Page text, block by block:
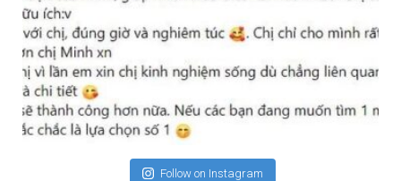
Follow on Instagram